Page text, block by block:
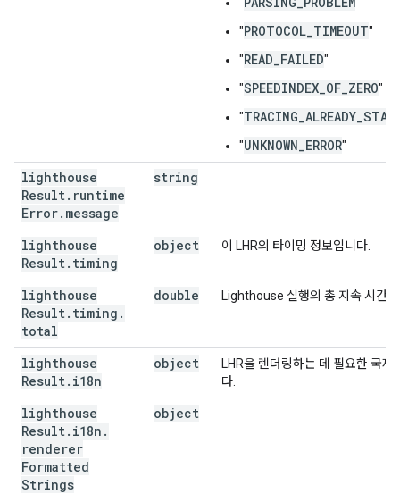
"PROTOCOL_TIMEOUT"
"READ_FAILED"
"SPEEDINDEX_OF_ZERO"
"
"UNKNOWN_ERROR"
lighthouse
Result. runtime
Error. message
string
lighthouse
Result. timing
object 이 LHR의 타이밍 정보입니다.
lighthouse
Result. timing .
total
double Lighthouse 실행의 총 지속 시간
lighthouse
Result. i18n
object
LHR을 렌더링하는 데 필요한 국제
다.
lighthouse
Result. i18n .
renderer
Formatted
Strings
object